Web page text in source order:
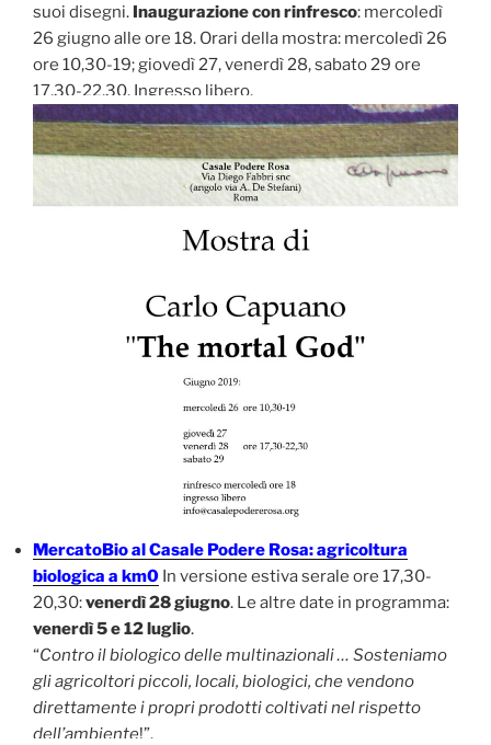
suoi disegni. Inaugurazione con rinfresco: mercoledì
26 giugno alle ore 18. Orari della mostra: mercoledì 26
ore 10,30-19; giovedì 27, venerdì 28, sabato 29 ore
17,30-22,30. Ingresso libero.
MercatoBio al Casale Podere Rosa: agricoltura
biologica a km0 In versione estiva serale ore 17,30-
20,30:venerdì 28 giugno. Le altre date in programma:
venerdì 5 e 12 luglio.
“Contro il biologico delle multinazionali … Sosteniamo
gli agricoltori piccoli, locali, biologici, che vendono
direttamente i propri prodotti coltivati nel rispetto
dell’ambiente!”.